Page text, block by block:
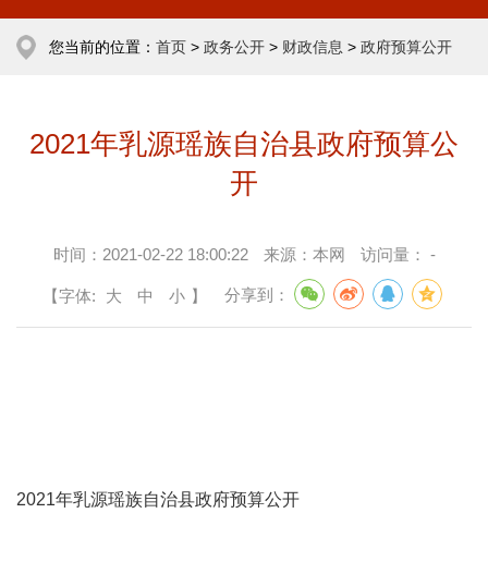
您当前的位置： 首页 > 政务公开 > 财政信息 > 政府预算公开
2021年乳源瑶族自治县政府预算公
开
时间： 2021-02-22 18:00:22 来源： 本网 访问量： -
【字体: 大 中 小 】 分享到：
2021年乳源瑶族自治县政府预算公开